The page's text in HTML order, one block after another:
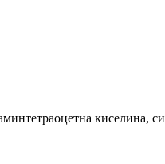
киселина,